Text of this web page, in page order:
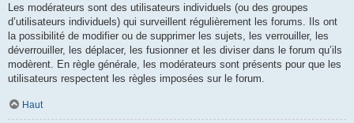
Les modérateurs sont des utilisateurs individuels (ou des groupes
d’utilisateurs individuels) qui surveillent régulièrement les forums. Ils ont
la possibilité de modifier ou de supprimer les sujets, les verrouiller, les
déverrouiller, les déplacer, les fusionner et les diviser dans le forum qu’ils
modèrent. En règle générale, les modérateurs sont présents pour que les
utilisateurs respectent les règles imposées sur le forum.
Haut